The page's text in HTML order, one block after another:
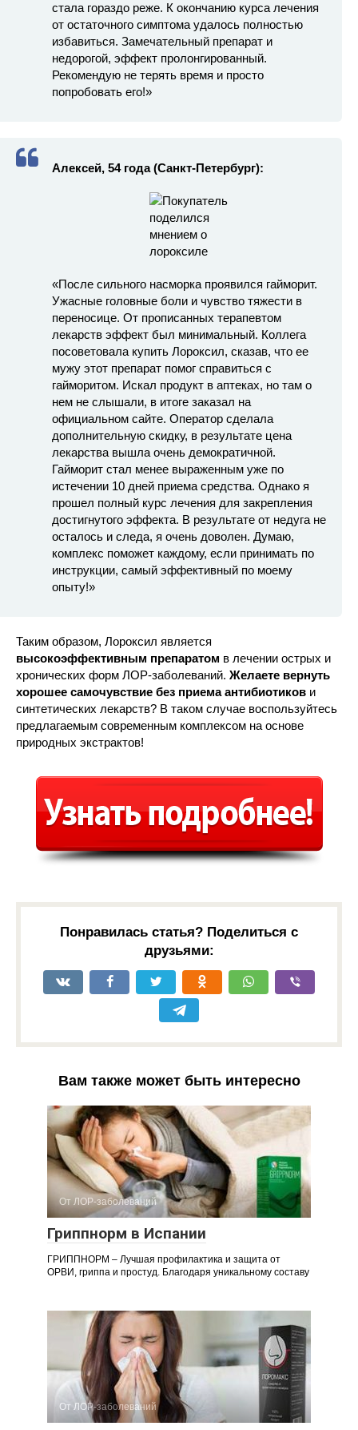
стала гораздо реже. К окончанию курса лечения
от остаточного симптома удалось полностью
избавиться. Замечательный препарат и
недорогой, эффект пролонгированный.
Рекомендую не терять время и просто
попробовать его!»
Алексей, 54 года (Санкт-Петербург):
«После сильного насморка проявился гайморит.
Ужасные головные боли и чувство тяжести в
переносице. От прописанных терапевтом
лекарств эффект был минимальный. Коллега
посоветовала купить Лороксил, сказав, что ее
мужу этот препарат помог справиться с
гайморитом. Искал продукт в аптеках, но там о
нем не слышали, в итоге заказал на
официальном сайте. Оператор сделала
дополнительную скидку, в результате цена
лекарства вышла очень демократичной.
Гайморит стал менее выраженным уже по
истечении 10 дней приема средства. Однако я
прошел полный курс лечения для закрепления
достигнутого эффекта. В результате от недуга не
осталось и следа, я очень доволен. Думаю,
комплекс поможет каждому, если принимать по
инструкции, самый эффективный по моему
опыту!»
Таким образом, Лороксил является
высокоэффективным препаратом в лечении острых и
хронических форм ЛОР-заболеваний. Желаете вернуть
хорошее самочувствие без приема антибиотиков и
синтетических лекарств? В таком случае воспользуйтесь
предлагаемым современным комплексом на основе
природных экстрактов!
Понравилась статья? Поделиться с
друзьями:
Вам также может быть интересно
От ЛОР-заболеваний
Гриппнорм в Испании
ГРИППНОРМ – Лучшая профилактика и защита от
ОРВИ, гриппа и простуд. Благодаря уникальному составу
От ЛОР-заболеваний